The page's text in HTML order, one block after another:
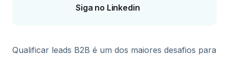
Siga no Linkedin
Qualificar leads B2B é um dos maiores desafios para